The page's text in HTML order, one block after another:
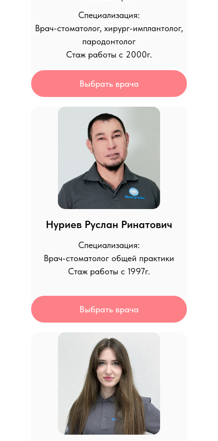
Выбрать врача
Специализация:
Врач-стоматолог, хирург-имплантолог,
пародонтолог
Стаж работы с 2000г.
Выбрать врача
Нуриев Руслан Ринатович
Специализация:
Врач-стоматолог общей практики
Стаж работы с 1997г.